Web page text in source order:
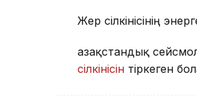
Жер сілкінісінің
Қазақстандық
сілкінісін тіркеген